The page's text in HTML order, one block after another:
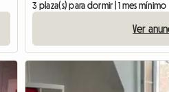
3 plaza(s) para dormir | 1 mes mínimo
Ver